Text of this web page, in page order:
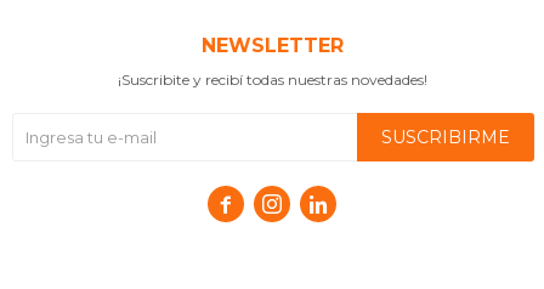
NEWSLETTER
¡Suscribite y recibí todas nuestras novedades!
SUSCRIBIRME
  